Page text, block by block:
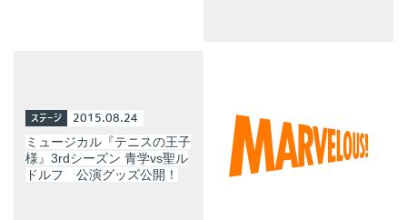
ステージ 2015.08.24
ミュージカル『テニスの王子
様』3rdシーズン 青学vs聖ル
ドルフ 公演グッズ公開！